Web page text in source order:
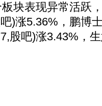
表现异常活跃
)涨5.36%，鹏博
股吧)涨3.43%，